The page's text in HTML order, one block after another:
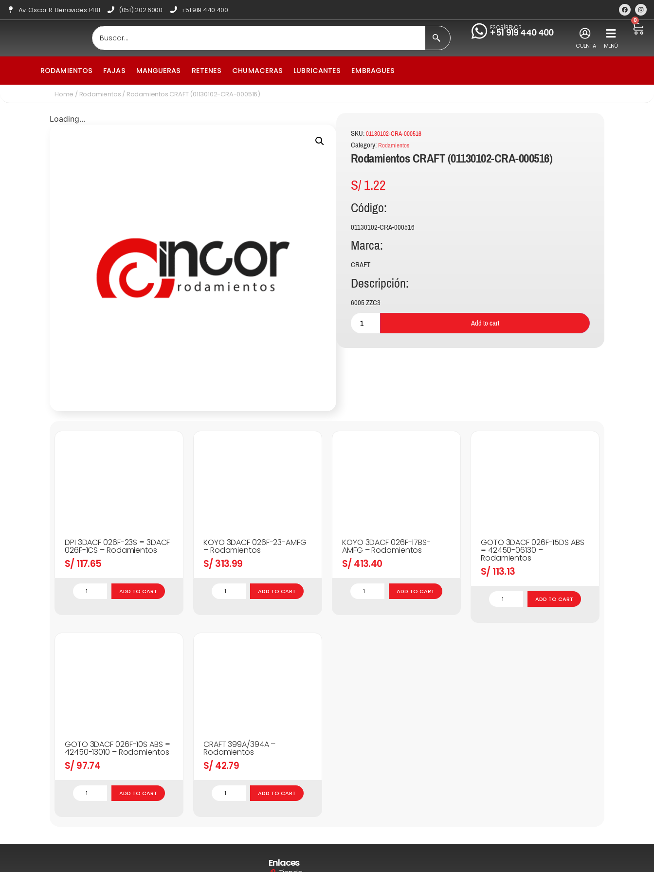
Av. Oscar R. Benavides 1481 (051) 202 6000 +51 919 440 400
ESCRÍBENOS
+51 919 440 400
CUENTA MENÚ
0
RODAMIENTOS FAJAS MANGUERAS RETENES CHUMACERAS LUBRICANTES EMBRAGUES
Home / Rodamientos / Rodamientos CRAFT (01130102-CRA-000516)
Loading...
SKU:01130102-CRA-000516
Category: Rodamientos
Rodamientos CRAFT (01130102-CRA-000516)
S/1.22
Código:
01130102-CRA-000516
Marca:
CRAFT
Descripción:
6005 ZZC3
Add to cart
DPI 3DACF 026F-23S = 3DACF
026F-1CS – Rodamientos
S/ 117.65
ADD TO CART
KOYO 3DACF 026F-23-AMFG
– Rodamientos
S/ 313.99
ADD TO CART
KOYO 3DACF 026F-17BS-
AMFG – Rodamientos
S/ 413.40
ADD TO CART
GOTO 3DACF 026F-15DS ABS
= 42450-06130 –
Rodamientos
S/ 113.13
ADD TO CART
GOTO 3DACF 026F-10S ABS =
42450-13010 – Rodamientos
S/ 97.74
ADD TO CART
CRAFT 399A/394A –
Rodamientos
S/ 42.79
ADD TO CART
Enlaces